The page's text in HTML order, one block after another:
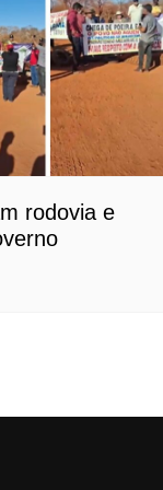
rodovia e